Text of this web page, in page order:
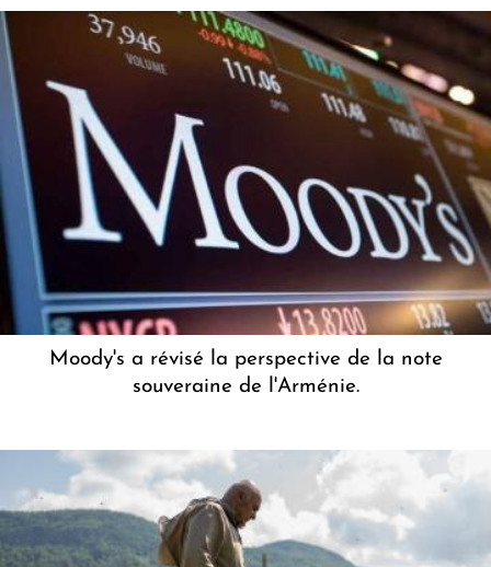
Moody's a révisé la perspective de la note
souveraine de l'Arménie.